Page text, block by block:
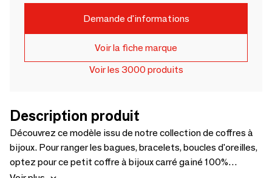
Demande d'informations
Voir la fiche marque
Voir les 3000 produits
Description produit
Découvrez ce modèle issu de notre collection de coffres à
bijoux. Pour ranger les bagues, bracelets, boucles d'oreilles,
optez pour ce petit coffre à bijoux carré gainé 100%